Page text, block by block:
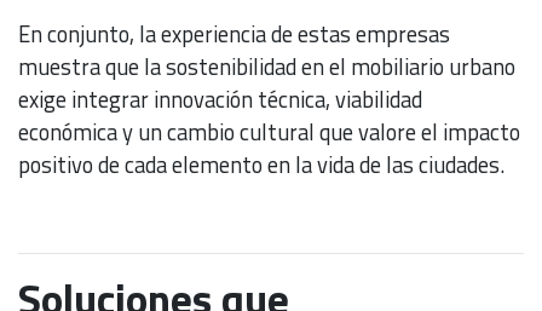
En conjunto, la experiencia de estas empresas
muestra que la sostenibilidad en el mobiliario urbano
exige integrar innovación técnica, viabilidad
económica y un cambio cultural que valore el impacto
positivo de cada elemento en la vida de las ciudades.